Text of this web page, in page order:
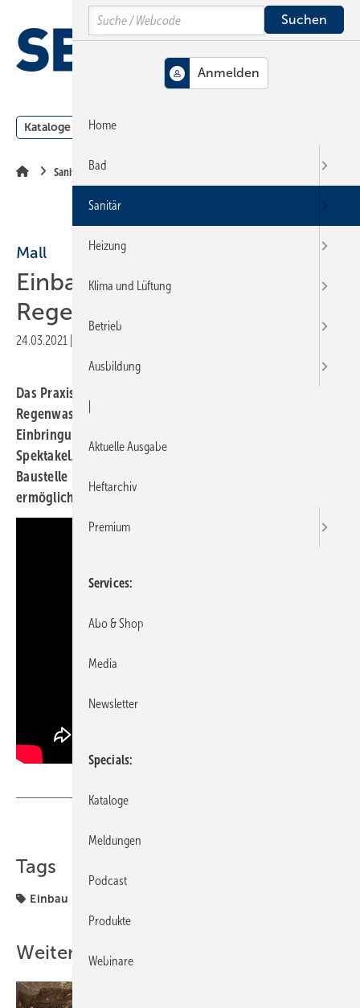
Hauptinhalt
Hauptmenü
SiteSearch
Kataloge Meldungen
Sanitär
Mall
Einbau einer
Regenwasserzisterne
24.03.2021
Das Praxisbeispiel zeigt, wie der Einbau einer Anlage zur
Regenwasserbewirtschaftung abläuft. Besonders die
Einbringung der Beton-Zisterne ist schon ein kleines
Spektakel. Das Video zeigt Aufnahmen von einer
Baustelle in Freiburg 2020, der Besuch wurde von Mall
ermöglicht.
Tags
Einbau
Weitere Inhalte
Search
Home
Bad
Sanitär
Heizung
Klima und Lüftung
Betrieb
Ausbildung
Aktuelle Ausgabe
Heftarchiv
Premium
Services
Abo & Shop
Media
Newsletter
Specials
Kataloge
Meldungen
Podcast
Produkte
Webinare